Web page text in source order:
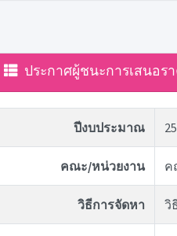
ประกาศผู้ชนะการเสนอร
ปีงบประมาณ
คณะ/หน่วยงาน ค
วิธีการจัดหา วิ